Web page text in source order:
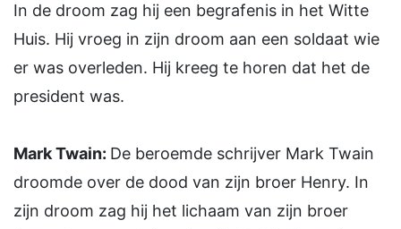
In de droom zag hij een begrafenis in het Witte
Huis. Hij vroeg in zijn droom aan een soldaat wie
er was overleden. Hij kreeg te horen dat het de
president was.
Mark Twain: De beroemde schrijver Mark Twain
droomde over de dood van zijn broer Henry. In
zijn droom zag hij het lichaam van zijn broer